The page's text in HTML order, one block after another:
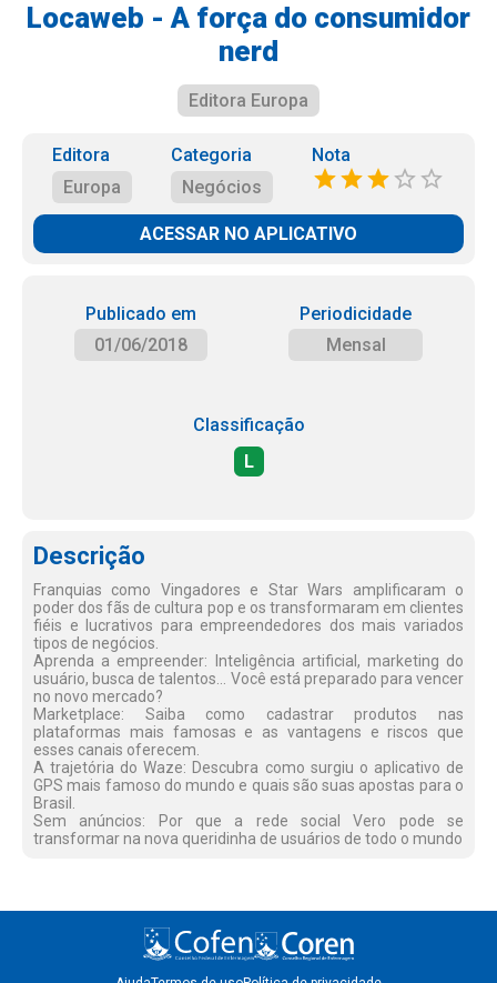
Locaweb - A força do consumidor
nerd
Editora Europa
Editora
Europa
Categoria
Negócios
Nota
ACESSAR NO APLICATIVO
Publicado em
01/06/2018
Periodicidade
Mensal
Classificação
L
Descrição
Franquias como Vingadores e Star Wars amplificaram o
poder dos fãs de cultura pop e os transformaram em clientes
fiéis e lucrativos para empreendedores dos mais variados
tipos de negócios.
Aprenda a empreender: Inteligência artificial, marketing do
usuário, busca de talentos... Você está preparado para vencer
no novo mercado?
Marketplace: Saiba como cadastrar produtos nas
plataformas mais famosas e as vantagens e riscos que
esses canais oferecem.
A trajetória do Waze: Descubra como surgiu o aplicativo de
GPS mais famoso do mundo e quais são suas apostas para o
Brasil.
Sem anúncios: Por que a rede social Vero pode se
transformar na nova queridinha de usuários de todo o mundo